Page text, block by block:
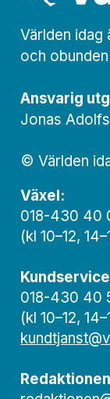
Världen idag
och
Ansvarig
Jonas
© Världen
Växel:
018-430 40
(kl 10–12,
018-430 40
(kl 10–12,